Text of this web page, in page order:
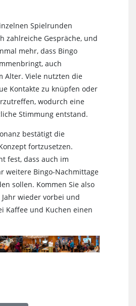
Spielrunden
zahlreiche Gespräche, und
mehr, dass Bingo
auch
Alter. Viele nutzten die
Kontakte zu knüpfen oder
wodurch eine
Stimmung entstand.
bestätigt die
fortzusetzen.
fest, dass auch im
weitere Bingo-Nachmittage
sollen. Kommen Sie also
wieder vorbei und
Kaffee und Kuchen einen